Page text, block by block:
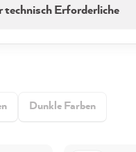
Dunkle Farben
technisch Erforderliche